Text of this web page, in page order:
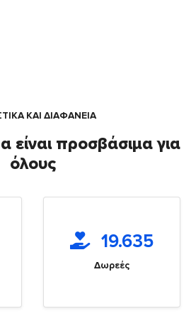
ΚΑΙ ΔΙΑΦΑΝΕΙΑ
είναι προσβάσιμα για
όλους
19.635
Δωρεές